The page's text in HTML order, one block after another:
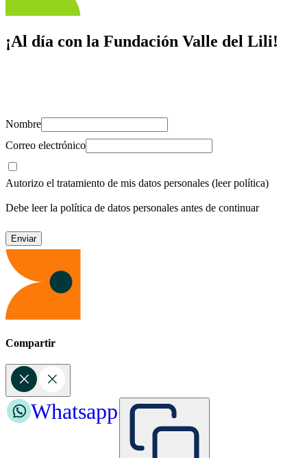
¡Al día con la Fundación Valle del Lili!
Nombre
Correo electrónico
Autorizo el tratamiento de mis datos personales (leer política)
Debe leer la política de datos personales antes de continuar
Compartir
Whatsapp